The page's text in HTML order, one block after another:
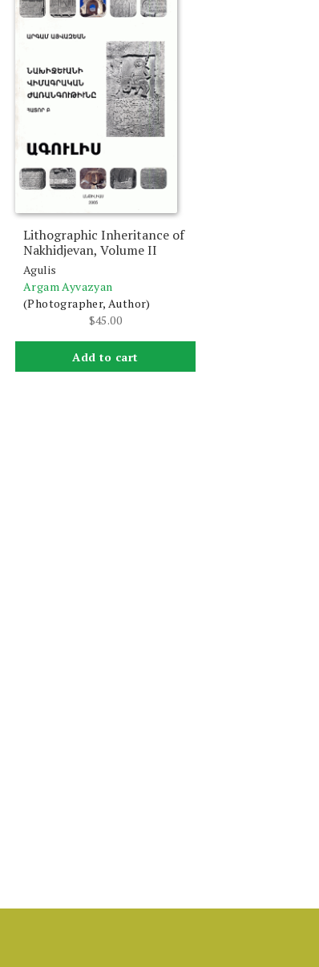
Lithographic Inheritance of
Nakhidjevan, Volume II
Agulis
Argam Ayvazyan
(Photographer, Author)
$45.00
Add to cart